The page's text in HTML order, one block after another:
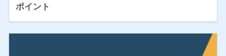
ポイント